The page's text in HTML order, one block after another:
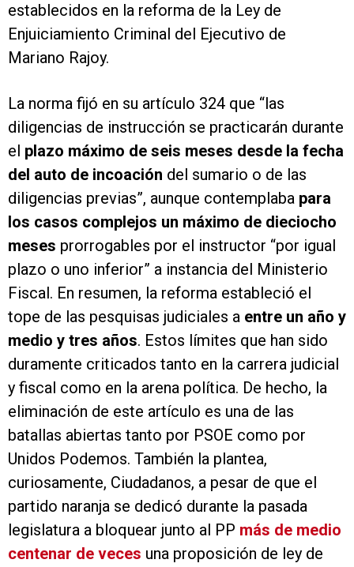
establecidos en la reforma de la Ley de
Enjuiciamiento Criminal del Ejecutivo de
Mariano Rajoy.
La norma fijó en su artículo 324 que “las
diligencias de instrucción se practicarán durante
el plazo máximo de seis meses desde la fecha
del auto de incoación del sumario o de las
diligencias previas”, aunque contemplaba para
los casos complejos un máximo de dieciocho
meses prorrogables por el instructor “por igual
plazo o uno inferior” a instancia del Ministerio
Fiscal. En resumen, la reforma estableció el
tope de las pesquisas judiciales a entre un año y
medio y tres años. Estos límites que han sido
duramente criticados tanto en la carrera judicial
y fiscal como en la arena política. De hecho, la
eliminación de este artículo es una de las
batallas abiertas tanto por PSOE como por
Unidos Podemos. También la plantea,
curiosamente, Ciudadanos, a pesar de que el
partido naranja se dedicó durante la pasada
legislatura a bloquear junto al PP más de medio
centenar de veces una proposición de ley de